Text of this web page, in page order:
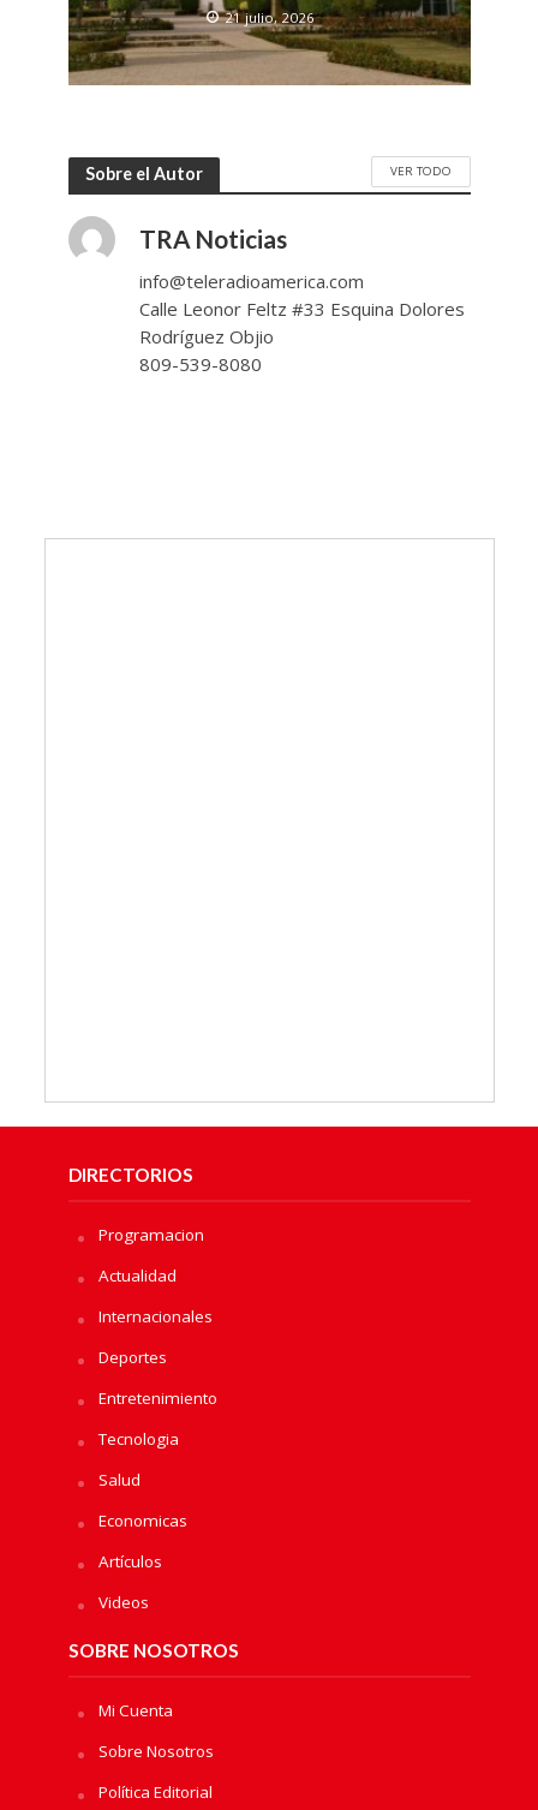
21 julio, 2026
Sobre el Autor VER TODO
TRA Noticias
info@teleradioamerica.com
Calle Leonor Feltz #33 Esquina Dolores
Rodríguez Objio
809-539-8080
DIRECTORIOS
Programacion
Actualidad
Internacionales
Deportes
Entretenimiento
Tecnologia
Salud
Economicas
Artículos
Videos
SOBRE NOSOTROS
Mi Cuenta
Sobre Nosotros
Política Editorial